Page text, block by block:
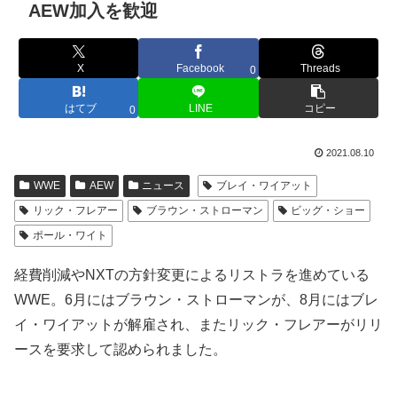
AEW加入を歓迎
X Facebook 0 Threads
はてブ 0 LINE コピー
2021.08.10
WWE AEW ニュース
ブレイ・ワイアット
リック・フレアー
ブラウン・ストローマン
ビッグ・ショー
ポール・ワイト
経費削減やNXTの方針変更によるリストラを進めている
WWE。6月にはブラウン・ストローマンが、8月にはブレ
イ・ワイアットが解雇され、またリック・フレアーがリリ
ースを要求して認められました。